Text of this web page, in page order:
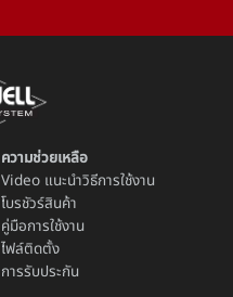
ความช่วยเหลือ
Video แนะนำวิธีการใช้งาน
โบรชัวร์สินค้า
คู่มือการใช้งาน
ไฟล์ติดตั้ง
การรับประกัน